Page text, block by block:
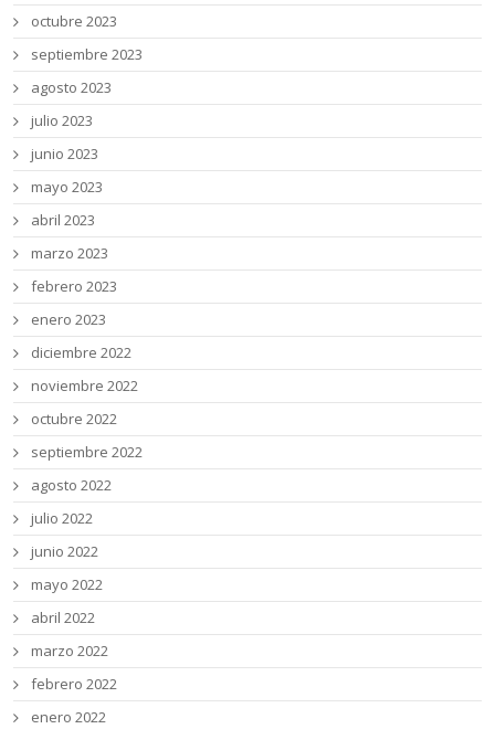
octubre 2023
septiembre 2023
agosto 2023
julio 2023
junio 2023
mayo 2023
abril 2023
marzo 2023
febrero 2023
enero 2023
diciembre 2022
noviembre 2022
octubre 2022
septiembre 2022
agosto 2022
julio 2022
junio 2022
mayo 2022
abril 2022
marzo 2022
febrero 2022
enero 2022